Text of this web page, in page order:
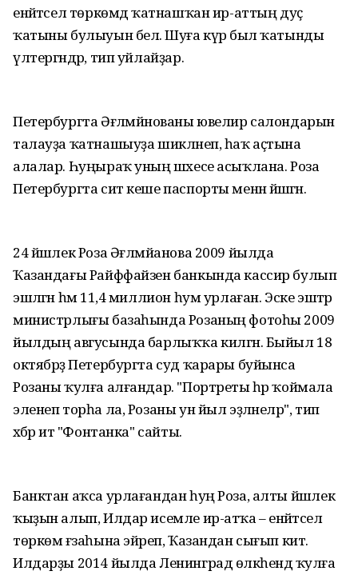
енәйәтсел төркөмдә ҡатнашҡан ир-аттың дуҫ
ҡатыны булыуын белә. Шуға күрә был ҡатынды
үлтергәндәр, тип уйлайҙар.
Петербургта Әғләмйәнованы ювелир салондарын
талауҙа ҡатнашыуҙа шикләнеп, һаҡ аҫтына
алалар. Һуңыраҡ уның шәхесе асыҡлана. Роза
Петербургта сит кеше паспорты менән йәшәгән.
24 йәшлек Роза Әғләмйанова 2009 йылда
Ҡазандағы Райффайзен банкында кассир булып
эшләгән һәм 11,4 миллион һум урлаған. Эске эштәр
министрлығы базаһында Розаның фотоһы 2009
йылдың авгусында барлыҡҡа килгән. Быйыл 18
октябрҙә Петербургта суд ҡарары буйынса
Розаны ҡулға алғандар. "Портреты һәр ҡоймала
эленеп торһа ла, Розаны ун йыл эҙләнеләр", тип
хәбәр итә "Фонтанка" сайты.
Банктан аҡса урлағандан һуң Роза, алты йәшлек
ҡыҙын алып, Илдар исемле ир-атҡа – енәйәтсел
төркөм әғзаһына эйәреп, Ҡазандан сығып китә.
Илдарҙы 2014 йылда Ленинград өлкәһендә ҡулға